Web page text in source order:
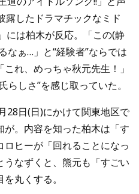
露したドラマチックなミド
には柏木が反応。「この(静
なぁ…」と“経験者”ならでは
れ、めっちゃ秋元先生！」
らしさ”を感じ取っていた。
28日(日)にかけて関東地区で
。内容を知った柏木は「す
ヒーが「回れることになっ
なずくと、熊元も「すごい
丸くする。